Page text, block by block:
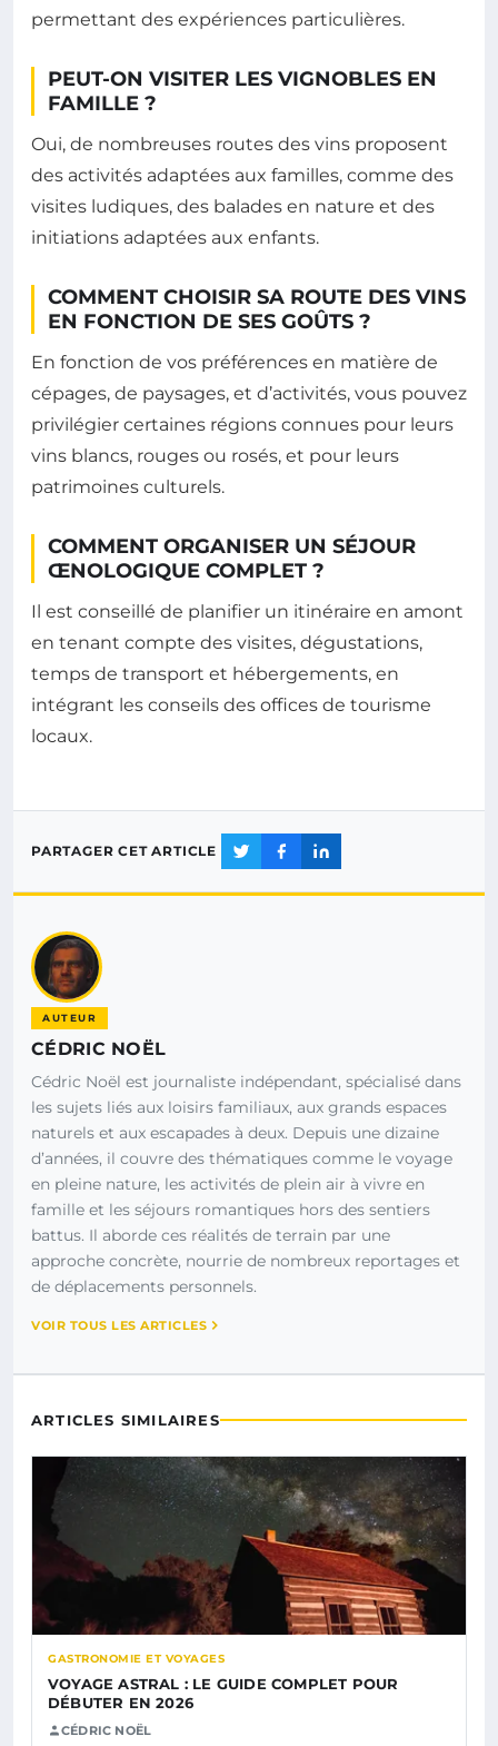
permettant des expériences particulières.
PEUT-ON VISITER LES VIGNOBLES EN
FAMILLE ?
Oui, de nombreuses routes des vins proposent
des activités adaptées aux familles, comme des
visites ludiques, des balades en nature et des
initiations adaptées aux enfants.
COMMENT CHOISIR SA ROUTE DES VINS
EN FONCTION DE SES GOÛTS ?
En fonction de vos préférences en matière de
cépages, de paysages, et d’activités, vous pouvez
privilégier certaines régions connues pour leurs
vins blancs, rouges ou rosés, et pour leurs
patrimoines culturels.
COMMENT ORGANISER UN SÉJOUR
ŒNOLOGIQUE COMPLET ?
Il est conseillé de planifier un itinéraire en amont
en tenant compte des visites, dégustations,
temps de transport et hébergements, en
intégrant les conseils des offices de tourisme
locaux.
PARTAGER CET ARTICLE
AUTEUR
CÉDRIC NOËL
Cédric Noël est journaliste indépendant, spécialisé dans
les sujets liés aux loisirs familiaux, aux grands espaces
naturels et aux escapades à deux. Depuis une dizaine
d’années, il couvre des thématiques comme le voyage
en pleine nature, les activités de plein air à vivre en
famille et les séjours romantiques hors des sentiers
battus. Il aborde ces réalités de terrain par une
approche concrète, nourrie de nombreux reportages et
de déplacements personnels.
VOIR TOUS LES ARTICLES
ARTICLES SIMILAIRES
GASTRONOMIE ET VOYAGES
VOYAGE ASTRAL : LE GUIDE COMPLET POUR
DÉBUTER EN 2026
CÉDRIC NOËL